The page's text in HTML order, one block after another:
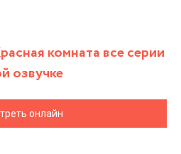
пациентами для того и выбрать
и пациентом
а порой и романтические
комната все серии
озвучке
онлайн